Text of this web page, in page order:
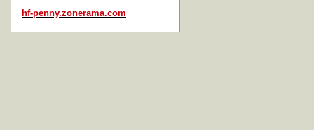
hf-penny.zonerama.com